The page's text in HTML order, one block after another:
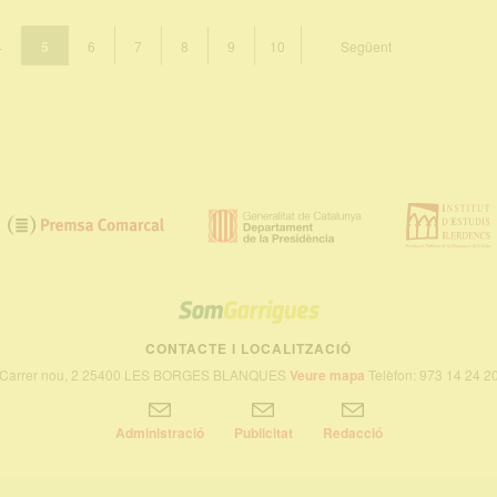
6 7 8 9 10 Següent
SOM
GARRIGUES
CONTACTE I LOCALITZACIÓ
Carrer nou, 2 25400 LES BORGES BLANQUES Veure mapa Telèfon: 973 14 24
Administració Publicitat Redacció